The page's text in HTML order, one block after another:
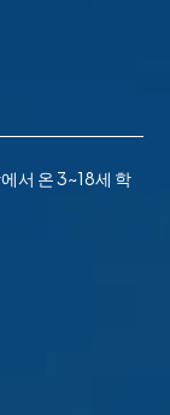
들의 창의적
들은 자신의
보관합니다.
열어주었습니
생들에게 디지
작곡하고 편
찰력을 제공
프로그
음악의 역사
가르치기 위한
에서는 주로
래밍, 추상화,
버 보안 문제,
자기 표현과
있는 기회를
서 온 3~18세 학